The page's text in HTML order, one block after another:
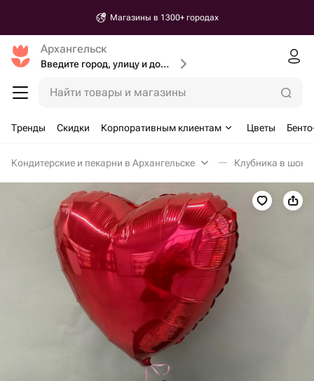
Магазины в 1300+ городах
Архангельск
Введите город, улицу и дом доставки
Найти товары и магазины
Тренды Скидки Корпоративным клиентам Цветы
Кондитерские и пекарни в Архангельске Клубника в